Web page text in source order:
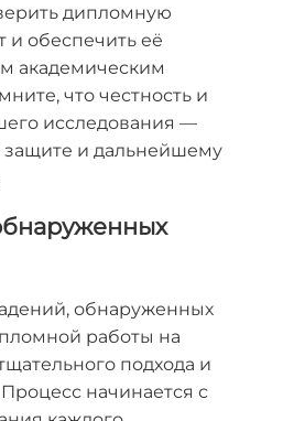
дипломную
и обеспечить её
академическим
что честность и
исследования —
и дальнейшему
обнаруженных
работы на
подхода и
начинается с